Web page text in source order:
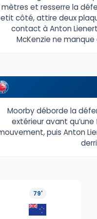
mètres et resserre la
côté, attire deux
contact à Anton
McKenzie ne
Moorby déborde la
extérieur avant
puis Anton
79'